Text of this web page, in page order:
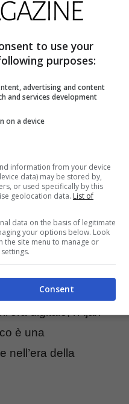
un vero e proprio
con il
Geelen
dei tifosi di
e i valori del
di semplificare i
digitale, l’Ajax
è una
nell’era della
to use your
purposes:
advertising and content
and services development
on a device
information from your device
data) may be stored by,
or used specifically by this
geolocation data. List of
data on the basis of legitimate
your options below. Look
the site menu to manage or
Consent